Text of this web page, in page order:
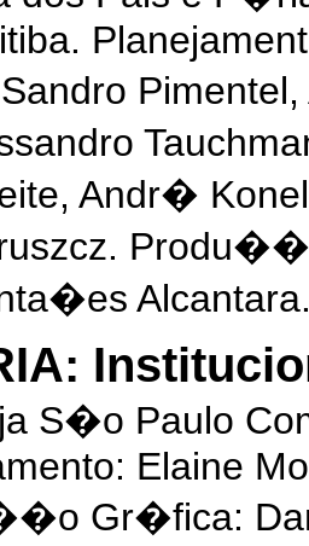
Sandro
Andr�
S�o Paulo
Elaine
Gr�fica: